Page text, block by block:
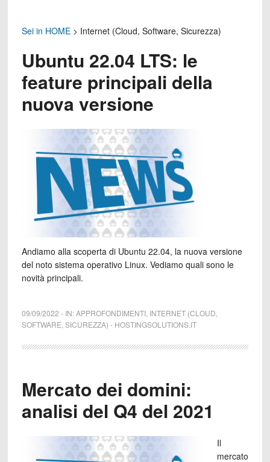
Sei in HOME> Internet (Cloud, Software, Sicurezza)
Ubuntu 22.04 LTS: le
feature principali della
nuova versione
Andiamo alla scoperta di Ubuntu 22.04, la nuova versione
del noto sistema operativo Linux. Vediamo quali sono le
novità principali.
09/09/2022 - IN:APPROFONDIMENTI, INTERNET (CLOUD,
SOFTWARE, SICUREZZA) - HOSTINGSOLUTIONS.IT
Mercato dei domini:
analisi del Q4 del 2021
Il
mercato